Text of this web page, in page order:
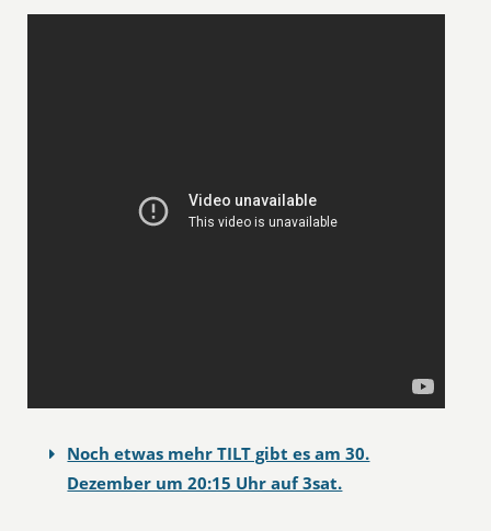
Noch etwas mehr TILT gibt es am 30.
Dezember um 20:15 Uhr auf 3sat.